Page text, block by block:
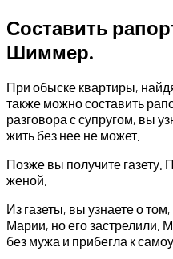
Составить
Шиммер.
При обыске квартиры,
также можно составить
разговора с супругом, вы
жить без нее не может.
Позже вы получите газету.
женой.
Из газеты, вы узнаете о
Марии, но его застрелили.
без мужа и прибегла к